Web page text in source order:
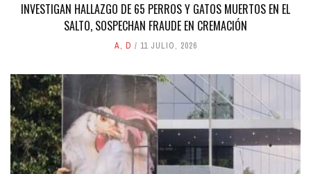
INVESTIGAN HALLAZGO DE 65 PERROS Y GATOS MUERTOS EN EL
SALTO, SOSPECHAN FRAUDE EN CREMACIÓN
A, D 11 JULIO, 2026